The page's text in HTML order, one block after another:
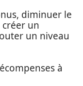
diminuer le
un
un niveau
à